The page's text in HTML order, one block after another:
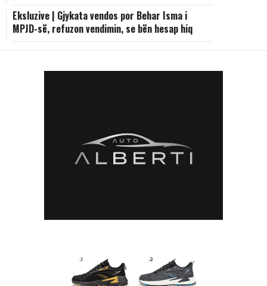
Eksluzive | Gjykata vendos por Behar Isma i
MPJD-së, refuzon vendimin, se bën hesap hiq